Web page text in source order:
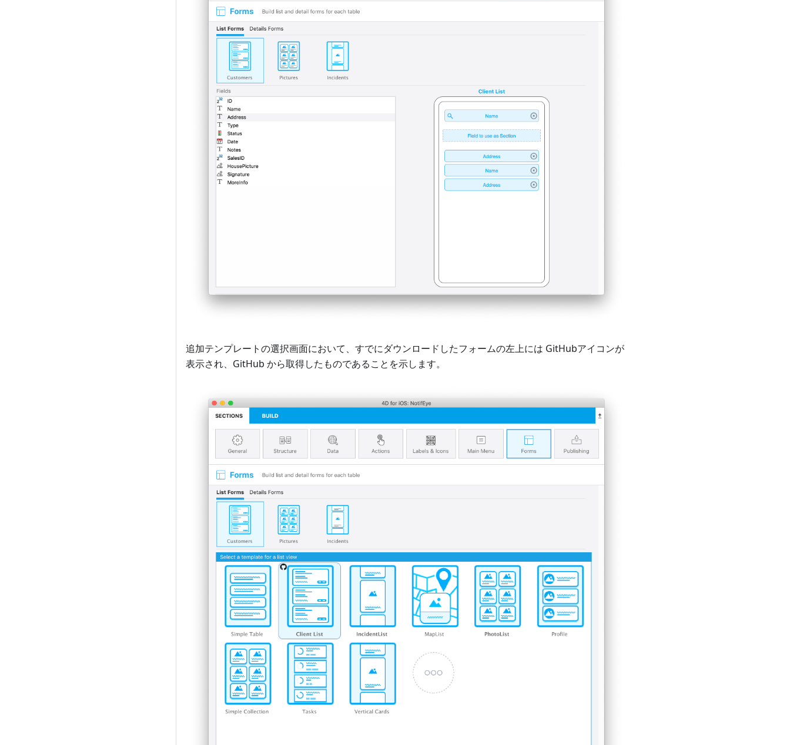
追加テンプレートの選択画面において、すでにダウンロードしたフォームの左上には GitHubアイコンが
表示され、GitHub から取得したものであることを示します。